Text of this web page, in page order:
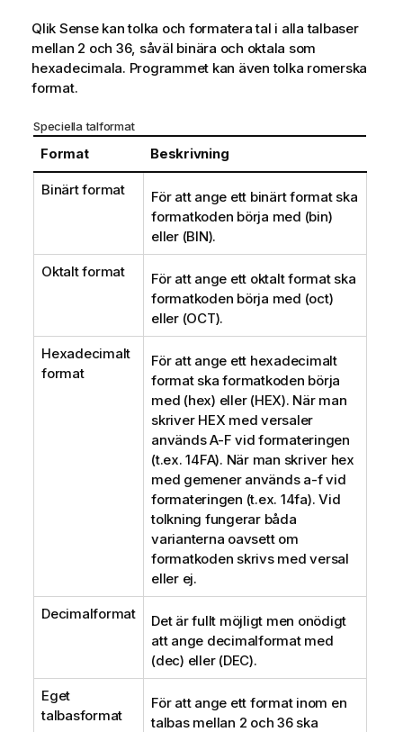
Qlik Sensekan tolka och formatera tal i alla talbaser
mellan 2 och 36, såväl binära och oktala som
hexadecimala. Programmet kan även tolka romerska
format.
Speciella talformat
Format Beskrivning
Binärt format
För att ange ett binärt format ska
formatkoden börja med (bin)
eller (BIN).
Oktalt format
För att ange ett oktalt format ska
formatkoden börja med (oct)
eller (OCT).
Hexadecimalt
format
För att ange ett hexadecimalt
format ska formatkoden börja
med (hex) eller (HEX). När man
skriver HEX med versaler
användsA-F vid formateringen
(t.ex.14FA). När man skriver hex
med gemener används a-fvid
formateringen (t.ex. 14fa). Vid
tolkning fungerar båda
varianterna oavsett om
formatkoden skrivs med versal
eller ej.
Decimalformat
Det är fullt möjligt men onödigt
att ange decimalformat med
(dec) eller (DEC).
Eget
talbasformat
För att ange ett format inom en
talbas mellan 2 och 36 ska